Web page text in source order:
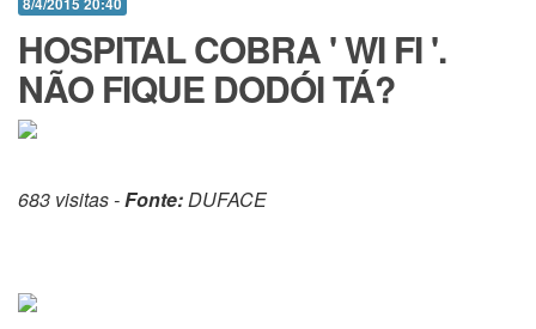
8/4/2015 20:40
HOSPITAL COBRA ' WI FI '.
NÃO FIQUE DODÓI TÁ?
683 visitas -Fonte:DUFACE